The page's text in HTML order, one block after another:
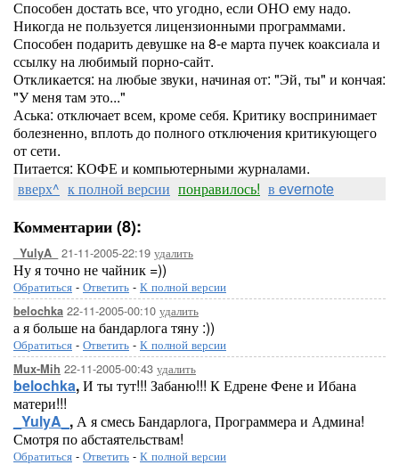
Способен достать все, что угодно, если ОНО ему надо.
Никогда не пользуется лицензионными программами.
Способен подарить девушке на 8-е марта пучек коаксиала и
ссылку на любимый порно-сайт.
Откликается: на любые звуки, начиная от: "Эй, ты" и кончая:
"У меня там это..."
Аська: отключает всем, кроме себя. Критику воспринимает
болезненно, вплоть до полного отключения критикующего
от сети.
Питается: КОФЕ и компьютерными журналами.
вверх^ к полной версии понравилось! в evernote
Комментарии (8):
_YulyA_ 21-11-2005-22:19 удалить
Ну я точно не чайник =))
Обратиться - Ответить - К полной версии
belochka 22-11-2005-00:10 удалить
а я больше на бандарлога тяну :))
Обратиться - Ответить - К полной версии
Mux-Mih 22-11-2005-00:43 удалить
belochka,И ты тут!!! Забаню!!! К Едрене Фене и Ибана
матери!!!
_YulyA_ ,А я смесь Бандарлога, Программера и Админа!
Смотря по абстаятельствам!
Обратиться - Ответить - К полной версии